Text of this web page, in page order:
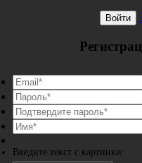
Войти
Введите текст с картинки: